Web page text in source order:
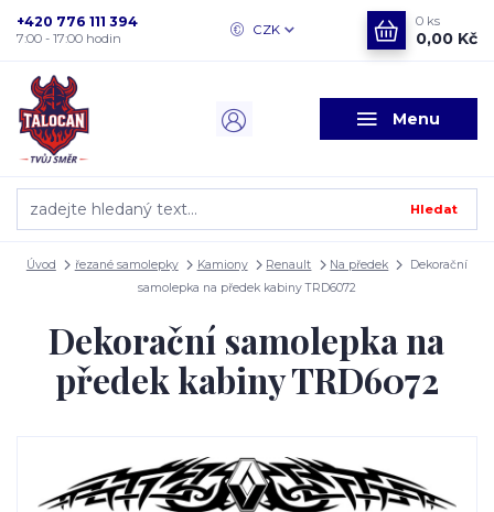
Menu
CZK
Hledat
+420 776 111 394
7:00 - 17:00 hodin
0 ks
0,00 Kč
Úvod řezané samolepky Kamiony Renault Na předek
Dekorační
samolepka na předek kabiny TRD6072
Dekorační samolepka na
předek kabiny TRD6072